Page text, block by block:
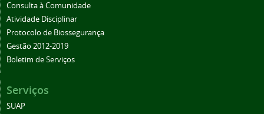
Consulta à Comunidade
Atividade Disciplinar
Protocolo de Biossegurança
Gestão 2012-2019
Boletim de Serviços
Serviços
SUAP